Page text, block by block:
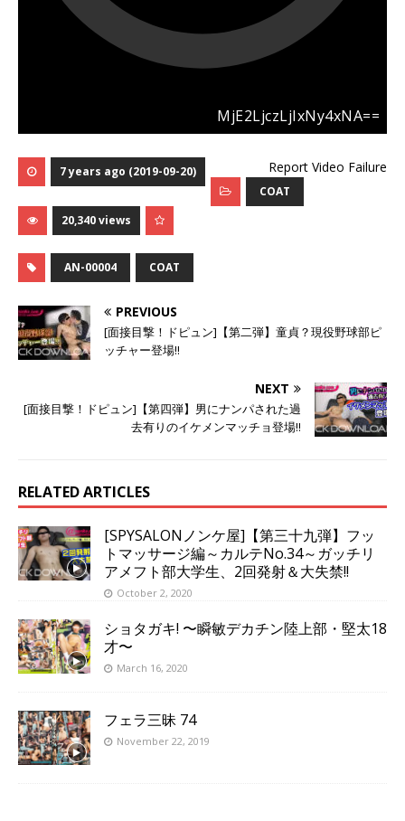
Report Video Failure
7 years ago (2019-09-20)
COAT
20,340 views
AN-00004 COAT
PREVIOUS
[面接目撃！ドピュン]【第二弾】童貞？現役野球部ピ
ッチャー登場!!
NEXT
[面接目撃！ドピュン]【第四弾】男にナンパされた過
去有りのイケメンマッチョ登場!!
RELATED ARTICLES
[SPYSALONノンケ屋]【第三十九弾】フッ
トマッサージ編～カルテNo.34～ガッチリ
アメフト部大学生、2回発射＆大失禁!!
October 2, 2020
ショタガキ! 〜瞬敏デカチン陸上部・堅太18
才〜
March 16, 2020
フェラ三昧 74
November 22, 2019